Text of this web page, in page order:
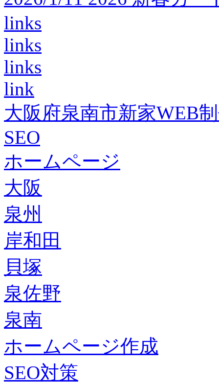
links
links
links
link
大阪府泉南市新家WEB
SEO
ホームページ
大阪
泉州
岸和田
貝塚
泉佐野
泉南
ホームページ作成
SEO対策